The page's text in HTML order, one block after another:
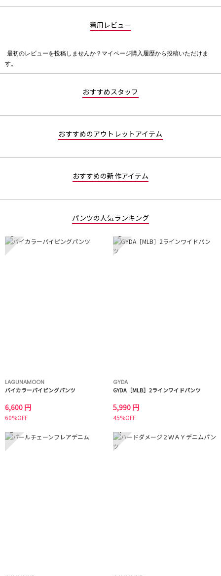
着用レビュー
価
最初のレビューを投稿しませんか？マイページ購入履歴から投稿いただけま
す。
おすすめスタッフ
おすすめのアウトレットアイテム
おすすめの新作アイテム
パンツの人気ランキング
1
LAGUNAMOON
バイカラーパイピングパンツ
6,600 円
60%OFF
2
GYDA
GYDA［MLB］2ラインワイドパンツ
5,990 円
45%OFF
3 4